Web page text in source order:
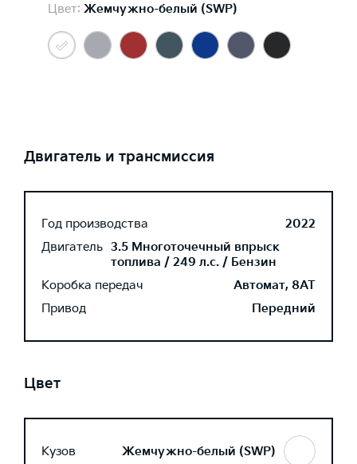
Цвет: Жемчужно-белый (SWP)
Двигатель и трансмиссия
Год производства
2022
Двигатель 3.5 Многоточечный впрыск
топлива / 249 л.с. / Бензин
Коробка передач
Автомат, 8AT
Привод
Передний
Цвет
Кузов Жемчужно-белый (SWP)